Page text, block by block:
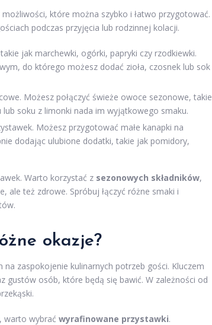
które można szybko i łatwo przygotować.
podczas przyjęcia lub rodzinnej kolacji.
jak marchewki, ogórki, papryki czy rzodkiewki.
do którego możesz dodać zioła, czosnek lub sok
Możesz połączyć świeże owoce sezonowe, takie
soku z limonki nada im wyjątkowego smaku.
Możesz przygotować małe kanapki na
dodając ulubione dodatki, takie jak pomidory,
Warto korzystać z sezonowych składników,
ale też zdrowe. Spróbuj łączyć różne smaki i
okazje?
zaspokojenie kulinarnych potrzeb gości. Kluczem
gustów osób, które będą się bawić. W zależności od
warto wybrać wyrafinowane przystawki.